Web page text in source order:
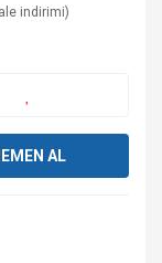
indirimi)
AL